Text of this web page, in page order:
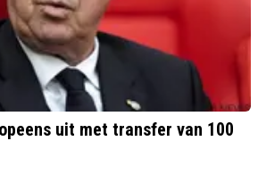
uit met transfer van 100